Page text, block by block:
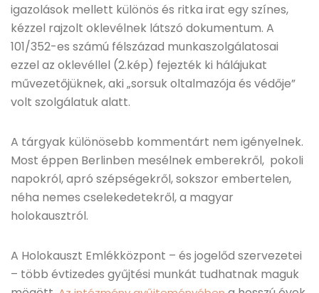
igazolások mellett különös és ritka irat egy színes,
kézzel rajzolt oklevélnek látszó dokumentum. A
101/352-es számú félszázad munkaszolgálatosai
ezzel az oklevéllel (2.kép) fejezték ki hálájukat
művezetőjüknek, aki „sorsuk oltalmazója és védője”
volt szolgálatuk alatt.
A tárgyak különösebb kommentárt nem igényelnek.
Most éppen Berlinben mesélnek emberekről, pokoli
napokról, apró szépségekről, sokszor embertelen,
néha nemes cselekedetekről, a magyar
holokausztról.
A Holokauszt Emlékközpont – és jogelőd szervezetei
– több évtizedes gyűjtési munkát tudhatnak maguk